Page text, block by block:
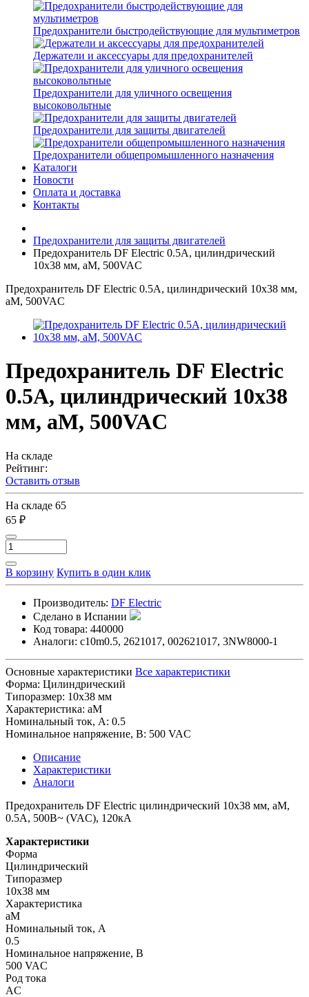
Предохранители быстродействующие для мультиметров
Держатели и аксессуары для предохранителей
Предохранители для уличного освещения
высоковольтные
Предохранители для защиты двигателей
Предохранители общепромышленного назначения
Каталоги
Новости
Оплата и доставка
Контакты
Предохранители для защиты двигателей
Предохранитель DF Electric 0.5A, цилиндрический
10x38 мм, aM, 500VAC
Предохранитель DF Electric 0.5A, цилиндрический 10x38 мм,
aM, 500VAC
Предохранитель DF Electric
0.5A, цилиндрический 10x38
мм, aM, 500VAC
На складе
Рейтинг:
Оставить отзыв
На складе 65
65 ₽
В корзину Купить в один клик
Производитель: DF Electric
Сделано в Испании
Код товара: 440000
Аналоги: c10m0.5, 2621017, 002621017, 3NW8000-1
Основные характеристики Все характеристики
Форма: Цилиндрический
Типоразмер: 10x38 мм
Характеристика: aM
Номинальный ток, А: 0.5
Номинальное напряжение, В: 500 VAC
Описание
Характеристики
Аналоги
Предохранитель DF Electric цилиндрический 10х38 мм, aM,
0.5А, 500В~ (VAC), 120кА
Характеристики
Форма
Цилиндрический
Типоразмер
10x38 мм
Характеристика
aM
Номинальный ток, А
0.5
Номинальное напряжение, В
500 VAC
Род тока
AC